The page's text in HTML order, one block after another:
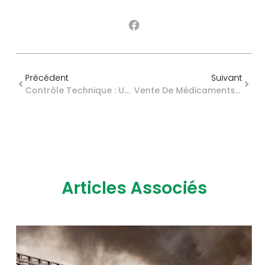
Précédent
Contrôle Technique : Un Outil En Cas De Campagne De Rappel
Suivant
Vente De Médicaments Vétérinaires En Ligne : La Fiche Technique Est Arrivée
Articles Associés